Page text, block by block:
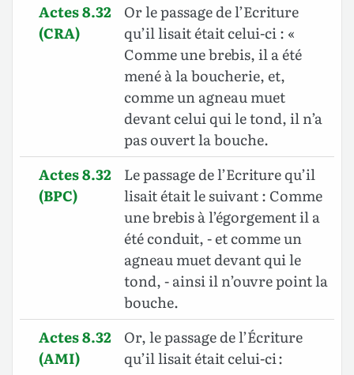
Actes 8.32
(CRA)
Or le passage de l’Ecriture
qu’il lisait était celui-ci : «
Comme une brebis, il a été
mené à la boucherie, et,
comme un agneau muet
devant celui qui le tond, il n’a
pas ouvert la bouche.
Actes 8.32
(BPC)
Le passage de l’Ecriture qu’il
lisait était le suivant : Comme
une brebis à l’égorgement il a
été conduit, - et comme un
agneau muet devant qui le
tond, - ainsi il n’ouvre point la
bouche.
Actes 8.32
(AMI)
Or, le passage de l’Écriture
qu’il lisait était celui-ci :